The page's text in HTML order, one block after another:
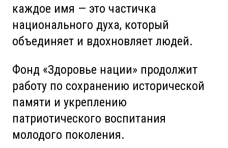
каждое имя — это частичка
национального духа, который
объединяет и вдохновляет людей.
Фонд «Здоровье нации» продолжит
работу по сохранению исторической
памяти и укреплению
патриотического воспитания
молодого поколения.